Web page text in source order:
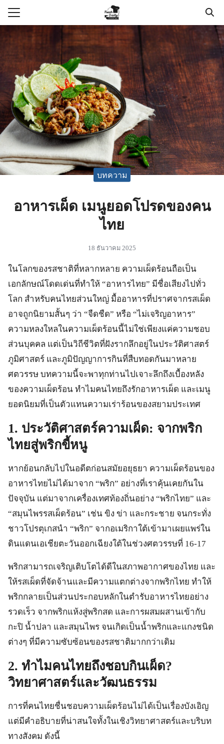
content
ก
ม
เรา
รา
for:
บทความ
อาหารเผ็ด เมนูยอดโปรดของคน
ไทย
18 ธันวาคม 2025
ในโลกของรสชาติที่หลากหลาย ความเผ็ดร้อนถือเป็น
เอกลักษณ์โดดเด่นที่ทำให้ “อาหารไทย” มีชื่อเสียงไปทั่ว
โลก สำหรับคนไทยส่วนใหญ่ มื้ออาหารที่ปราศจากรสเผ็ด
อาจถูกนิยามสั้นๆ ว่า “จืดชืด” หรือ “ไม่เจริญอาหาร”
ความหลงใหลในความเผ็ดร้อนนี้ไม่ใช่เพียงแค่ความชอบ
ส่วนบุคคล แต่เป็นวิถีชีวิตที่ฝังรากลึกอยู่ในประวัติศาสตร์
ภูมิศาสตร์ และภูมิปัญญาการกินที่สืบทอดกันมาหลาย
ศตวรรษ บทความนี้จะพาทุกท่านไปเจาะลึกถึงเบื้องหลัง
ของความเผ็ดร้อน ทำไมคนไทยถึงรักอาหารเผ็ด และเมนู
ยอดนิยมที่เป็นตัวแทนความเร่าร้อนของสยามประเทศ
1. ประวัติศาสตร์ความเผ็ด: จากพริก
ไทยสู่พริกขี้หนู
หากย้อนกลับไปในอดีตก่อนสมัยอยุธยา ความเผ็ดร้อนของ
อาหารไทยไม่ได้มาจาก “พริก” อย่างที่เราคุ้นเคยกันใน
ปัจจุบัน แต่มาจากเครื่องเทศท้องถิ่นอย่าง “พริกไทย” และ
“สมุนไพรรสเผ็ดร้อน” เช่น ขิง ข่า และกระชาย จนกระทั่ง
ชาวโปรตุเกสนำ “พริก” จากอเมริกาใต้เข้ามาเผยแพร่ใน
ดินแดนเอเชียตะวันออกเฉียงใต้ในช่วงศตวรรษที่ 16-17
พริกสามารถเจริญเติบโตได้ดีในสภาพอากาศของไทย และ
ให้รสเผ็ดที่จัดจ้านและมีความแตกต่างจากพริกไทย ทำให้
พริกกลายเป็นส่วนประกอบหลักในตำรับอาหารไทยอย่าง
รวดเร็ว จากพริกแห้งสู่พริกสด และการผสมผสานเข้ากับ
กะปิ น้ำปลา และสมุนไพร จนเกิดเป็นน้ำพริกและแกงชนิด
ต่างๆ ที่มีความซับซ้อนของรสชาติมากกว่าเดิม
2. ทำไมคนไทยถึงชอบกินเผ็ด?
วิทยาศาสตร์และวัฒนธรรม
การที่คนไทยชื่นชอบความเผ็ดร้อนไม่ได้เป็นเรื่องบังเอิญ
แต่มีคำอธิบายที่น่าสนใจทั้งในเชิงวิทยาศาสตร์และบริบท
ทางสังคม ดังนี้